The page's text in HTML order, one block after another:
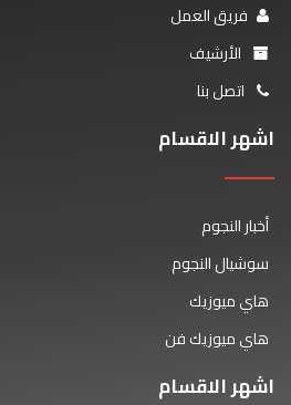
فريق العمل
الأرشيف
اتصل بنا
اشهر الاقسام
أخبار النجوم
سوشيال النجوم
هاي ميوزيك
هاي ميوزيك فن
اشهر الاقسام